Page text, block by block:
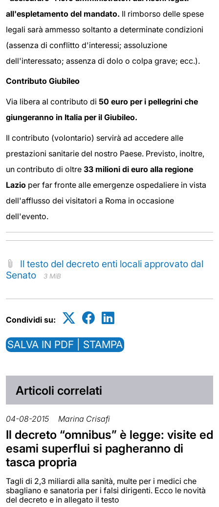
all'espletamento del mandato. Il rimborso delle spese
legali sarà ammesso soltanto a determinate condizioni
(assenza di conflitto d'interessi; assoluzione
dell'interessato; assenza di dolo o colpa grave; ecc.).
Contributo Giubileo
Via libera al contributo di 50 euro per i pellegrini che
giungeranno in Italia per il Giubileo.
Il contributo (volontario) servirà ad accedere alle
prestazioni sanitarie del nostro Paese. Previsto, inoltre,
un contributo di oltre 33 milioni di euro alla regione
Lazio per far fronte alle emergenze ospedaliere in vista
dell'afflusso dei visitatori a Roma in occasione
dell'evento.
Il testo del decreto enti locali approvato dal
Senato
3 MiB
Condividi su:
SALVA IN PDF | STAMPA
Articoli correlati
04-08-2015 Marina Crisafi
Il decreto “omnibus” è legge: visite ed
esami superflui si pagheranno di
tasca propria
Tagli di 2,3 miliardi alla sanità, multe per i medici che
sbagliano e sanatoria per i falsi dirigenti. Ecco le novità
del decreto e in allegato il testo